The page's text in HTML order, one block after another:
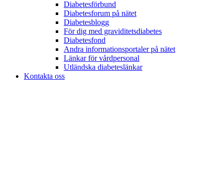
Diabetesförbund
Diabetesforum på nätet
Diabetesblogg
För dig med graviditetsdiabetes
Diabetesfond
Andra informationsportaler på nätet
Länkar för vårdpersonal
Utländska diabeteslänkar
Kontakta oss